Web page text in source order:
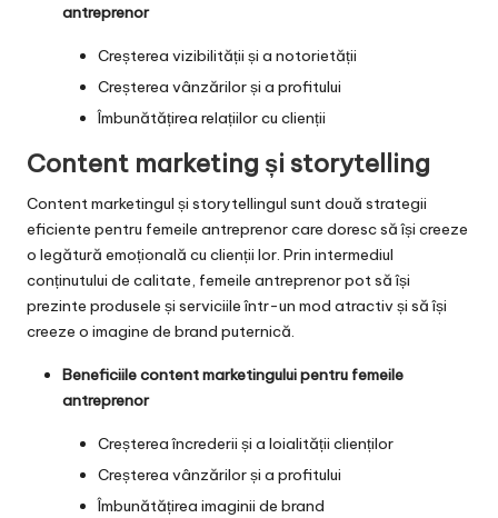
antreprenor
Creșterea vizibilității și a notorietății
Creșterea vânzărilor și a profitului
Îmbunătățirea relațiilor cu clienții
Content marketing și storytelling
Content marketingul și storytellingul sunt două strategii
eficiente pentru femeile antreprenor care doresc să își creeze
o legătură emoțională cu clienții lor. Prin intermediul
conținutului de calitate, femeile antreprenor pot să își
prezinte produsele și serviciile într-un mod atractiv și să își
creeze o imagine de brand puternică.
Beneficiile content marketingului pentru femeile
antreprenor
Creșterea încrederii și a loialității clienților
Creșterea vânzărilor și a profitului
Îmbunătățirea imaginii de brand